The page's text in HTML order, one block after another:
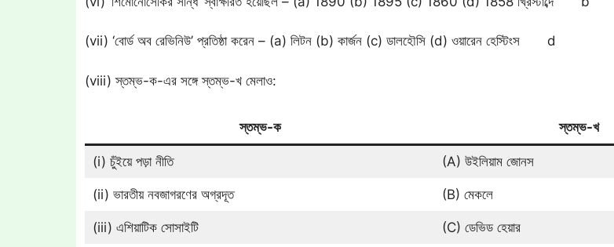
(vii) ‘বোর্ড অব রেভিনিউ’ প্রতিষ্ঠা করেন – (a) লিটন (b) কার্জন (c) ডালহৌসি (d) ওয়ারেন হেস্টিংস d
(viii) স্তম্ভ-ক-এর সঙ্গে স্তম্ভ-খ মেলাও:
স্তম্ভ-ক স্তম্ভ-খ
(i) চুঁইয়ে পড়া নীতি (A) উইলিয়াম জোনস
(ii) ভারতীয় নবজাগরণের অগ্রদূত (B) মেকলে
(iii) এশিয়াটিক সোসাইটি (C) ডেভিড হেয়ার